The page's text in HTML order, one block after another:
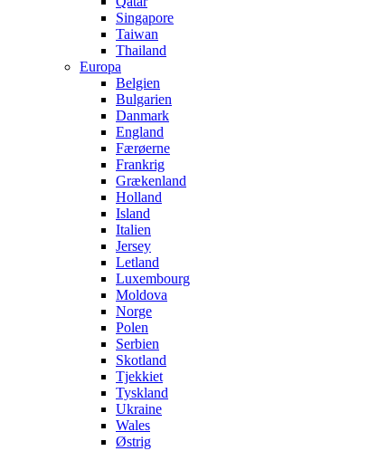
Singapore
Taiwan
Thailand
Europa
Belgien
Bulgarien
Danmark
England
Færøerne
Frankrig
Grækenland
Holland
Island
Italien
Jersey
Letland
Luxembourg
Moldova
Norge
Polen
Serbien
Skotland
Tjekkiet
Tyskland
Ukraine
Wales
Østrig